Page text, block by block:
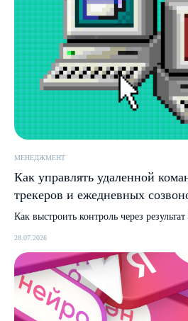
МЕНЕДЖМЕНТ
Как управлять удаленной
трекеров и ежедневных
Как выстроить контроль через результат
28.07.2026
icontext
Zen Mobile Agency
Registratura
iSEO
CPAExchange
© Сайт icontextgroup.ru
Политика обработки персональных данных
Главная
Статьи
Исследования
Компании
Пишите на почту
Звоните по телефону
Приезжайте в гости